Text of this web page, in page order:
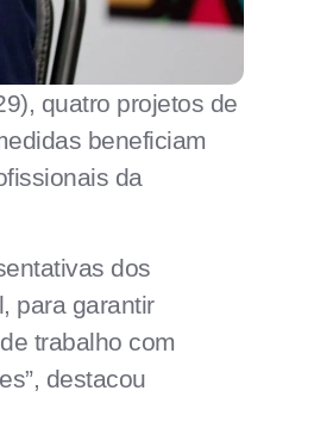
quatro projetos de
beneficiam
da
dos
para garantir
trabalho com
destacou